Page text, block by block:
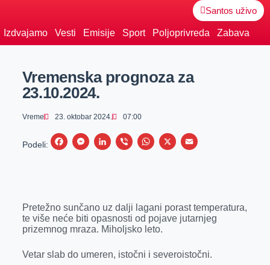
Santos uživo
Izdvajamo Vesti Emisije Sport Poljoprivreda Zabava
Vremenska prognoza za
23.10.2024.
Vreme 23. oktobar 2024. 07:00
Podeli:
F
b
o
k
M
e
n
e
L
e
d
n
V
r
W
s
A
p
X
E
l
Pretežno sunčano uz dalji lagani porast temperatura,
te više neće biti opasnosti od pojave jutarnjeg
prizemnog mraza. Miholjsko leto.
Vetar slab do umeren, istočni i severoistočni.